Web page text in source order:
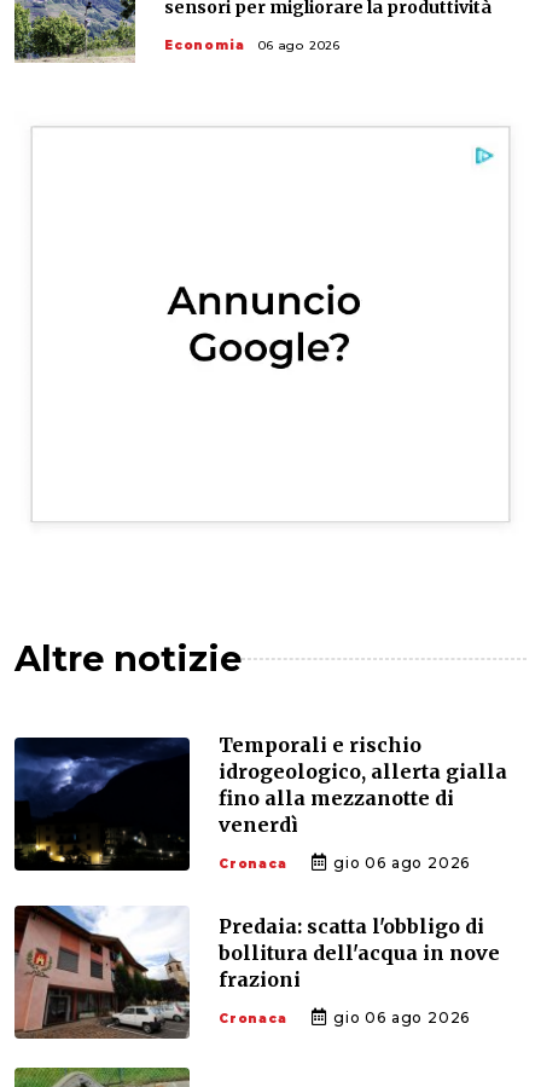
sensori per migliorare la produttività
Economia 06 ago 2026
Altre notizie
Temporali e rischio
idrogeologico, allerta gialla
fino alla mezzanotte di
venerdì
Cronaca gio 06 ago 2026
Predaia: scatta l'obbligo di
bollitura dell'acqua in nove
frazioni
Cronaca gio 06 ago 2026